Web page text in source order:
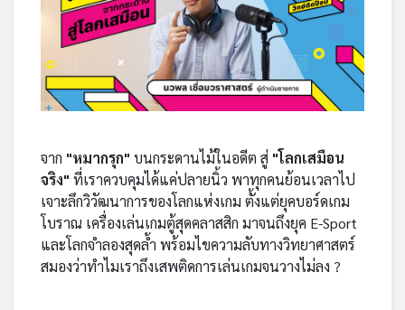
แผนที่
เครือ
จาก "หมากรุก" บนกระดานไม้ในอดีต สู่ "โลกเสมือน
จริง" ที่เราควบคุมได้แค่ปลายนิ้ว พาทุกคนย้อนเวลาไป
เจาะลึกวิวัฒนาการของโลกแห่งเกม ตั้งแต่ยุคบอร์ดเกม
โบราณ เครื่องเล่นเกมตู้สุดคลาสสิก มาจนถึงยุค E-Sport
และโลกจำลองสุดล้ำ พร้อมไขความลับทางวิทยาศาสตร์
สมองว่าทำไมเราถึงเสพติดการเล่นเกมจนวางไม่ลง ?